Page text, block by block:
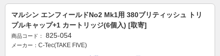
マルシン エンフィールドNo2 Mk1用 380ブリティッシュ トリ
プルキャップ+1 カートリッジ(6個入) [取寄]
商品コード： 825-054
メーカー： C-Tec(TAKE FIVE)